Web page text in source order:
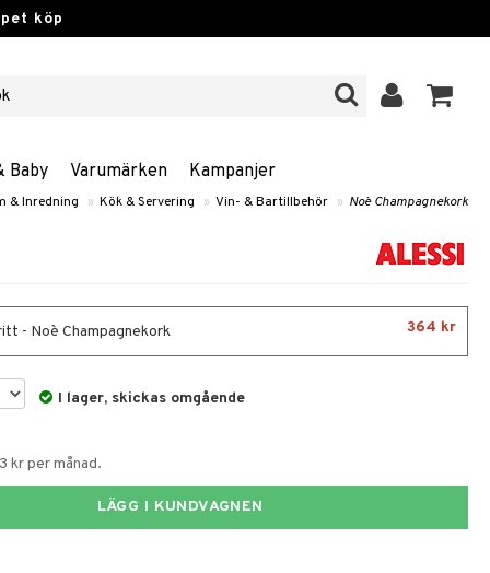
köp
Baby Varumärken Kampanjer
& Inredning » Kök & Servering » Vin- & Bartillbehör » Noè Champagnekork
- Noè Champagnekork 364 kr
I lager, skickas omgående
kr per månad.
LÄGG I KUNDVAGNEN